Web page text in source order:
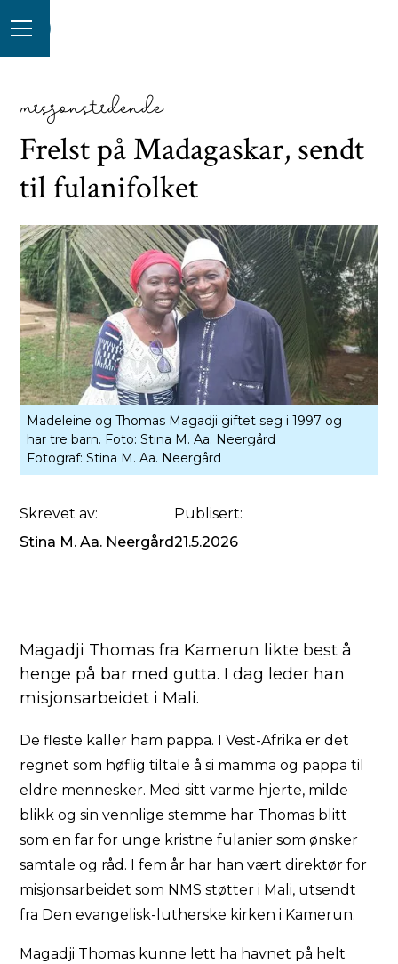
misjonstidende
Frelst på Madagaskar, sendt
til fulanifolket
Madeleine og Thomas Magadji giftet seg i 1997 og
har tre barn. Foto: Stina M. Aa. Neergård
Fotograf: Stina M. Aa. Neergård
Skrevet av:
Stina M. Aa. Neergård
Publisert:
21.5.2026
Magadji Thomas fra Kamerun likte best å
henge på bar med gutta. I dag leder han
misjonsarbeidet i Mali.
De fleste kaller ham pappa. I Vest-Afrika er det
regnet som høflig tiltale å si mamma og pappa til
eldre mennesker. Med sitt varme hjerte, milde
blikk og sin vennlige stemme har Thomas blitt
som en far for unge kristne fulanier som ønsker
samtale og råd. I fem år har han vært direktør for
misjonsarbeidet som NMS støtter i Mali, utsendt
fra Den evangelisk-lutherske kirken i Kamerun.
Magadji Thomas kunne lett ha havnet på helt